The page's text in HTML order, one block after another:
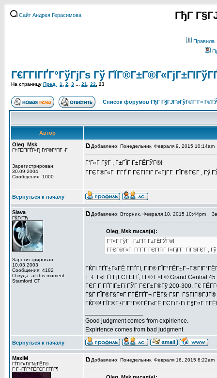
Сайт Андрея Герасимова ГђГ
Правила
Г€Г­ГІГҐГ°ГўГјГѕ Гў
На страницу Пред. 1 2 3 21 22 23
Список форумов ГђГ Г§ГЈГ®ГўГ®Г°Г»
Автор
Oleg_Msk
Г†ГЁГІГҐГ«Гј ГґГ®Г°ГіГ¬Г
Зарегистрирован:
30.09.2004
Сообщения: 1000
Добавлено: Понедельник, Февраля 9, 2015 10:14am
Г‘Г«Г ГўГ , Г±ГЇГ Г±ГЁГЎГ®!
ГГЄГ®Г«Г Г­ГҐ Г ГЄГІГіГ Г«ГјГ­Г ГЇГ®ГЄГ ,
Вернуться к началу
Slava
ГЌГ‹ГЋ
Зарегистрирован:
10.03.2003
Сообщения: 4182
Откуда: at this moment
Stamford CT
Добавлено: Вторник, Февраля 10, 2015 10:44pm
Oleg_Msk писал(а):
Г‘Г«Г ГўГ , Г±ГЇГ Г±ГЁГЎГ®!
ГГЄГ®Г«Г Г­ГҐ Г ГЄГІГіГ Г«ГјГ­Г ГЇГ®ГЄГ ,
ГЌГі ГҐГ±Г«ГЁ Г­ГҐГІ, ГІГ®
Г¬Г Г«ГҐГ­ГјГЄГЁГҐ, Г­Г® Г¤Г® Grand Central 45
ГЄГ Г¦ГҐГІГ±Гї ГЎГ ГЄГ±Г®Гў 200-300. Г€
Г§Г ГЇГ®Г§Г¤Г Г­ГЁГҐГ¬ ГЁГ§-Г§Г
ГЌГ®! ГЇГ®Г±ГІГ°Г®ГЁГ«ГЁ ГЄГіГ·Гі Г§Г¤Г
Good judgment comes from expirience.
Expirience comes from bad judgment
Вернуться к началу
MaxiM
ГЃГіГ¤ГіГ№ГЁГ©
Г Г¬ГҐГ°ГЁГЄГ Г­ГҐГ¶
Добавлено: Понедельник, Февраля 16, 2015 8:22am